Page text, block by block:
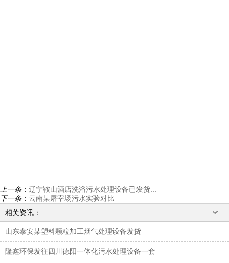
上一条： 辽宁鞍山酒店洗浴污水处理设备已发货...
下一条： 云南某屠宰场污水实验对比
相关资讯：
山东泰安某塑料颗粒加工烟气处理设备发货
隆鑫环保发往四川德阳一体化污水处理设备一套